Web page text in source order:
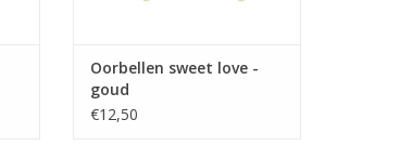
Oorbellen sweet love -
goud
€12,50